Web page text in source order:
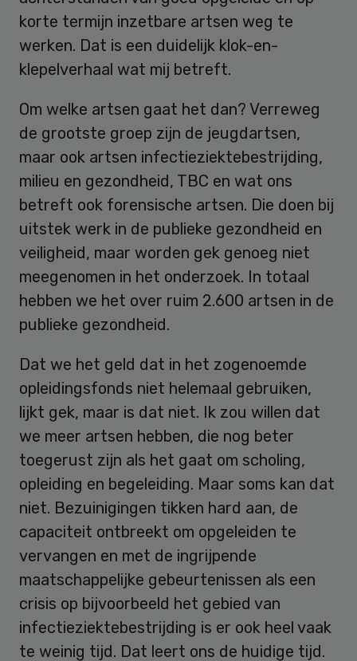
korte termijn inzetbare artsen weg te
werken. Dat is een duidelijk klok-en-
klepelverhaal wat mij betreft.
Om welke artsen gaat het dan? Verreweg
de grootste groep zijn de jeugdartsen,
maar ook artsen infectieziektebestrijding,
milieu en gezondheid, TBC en wat ons
betreft ook forensische artsen. Die doen bij
uitstek werk in de publieke gezondheid en
veiligheid, maar worden gek genoeg niet
meegenomen in het onderzoek. In totaal
hebben we het over ruim 2.600 artsen in de
publieke gezondheid.
Dat we het geld dat in het zogenoemde
opleidingsfonds niet helemaal gebruiken,
lijkt gek, maar is dat niet. Ik zou willen dat
we meer artsen hebben, die nog beter
toegerust zijn als het gaat om scholing,
opleiding en begeleiding. Maar soms kan dat
niet. Bezuinigingen tikken hard aan, de
capaciteit ontbreekt om opgeleiden te
vervangen en met de ingrijpende
maatschappelijke gebeurtenissen als een
crisis op bijvoorbeeld het gebied van
infectieziektebestrijding is er ook heel vaak
te weinig tijd. Dat leert ons de huidige tijd.